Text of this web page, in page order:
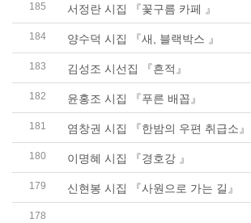
185 서정란 시집 『꽃구름 카페 』
184 양수덕 시집 『새, 블랙박스 』
183 김성조 시선집 『흔적』
182 윤홍조 시집 『푸른 배꼽』
181 염창권 시집 『한밤의 우편 취급소』
180 이명혜 시집 『경호강 』
179 신현봉 시집 『사원으로 가는 길』
178